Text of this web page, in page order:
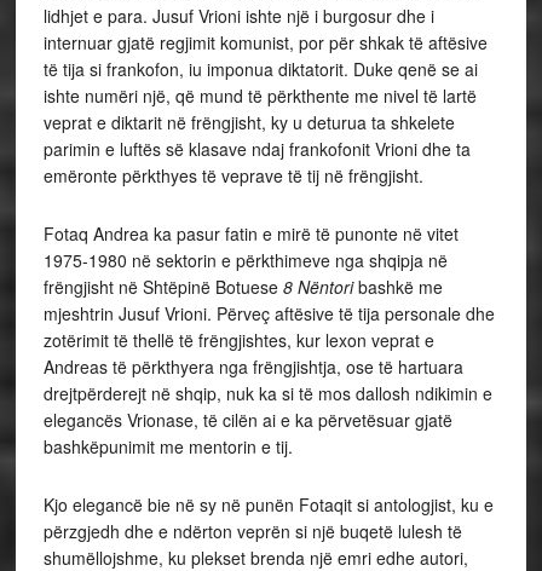
lidhjet e para. Jusuf Vrioni ishte një i burgosur dhe i
internuar gjatë regjimit komunist, por për shkak të aftësive
të tija si frankofon, iu imponua diktatorit. Duke qenë se ai
ishte numëri një, që mund të përkthente me nivel të lartë
veprat e diktarit në frëngjisht, ky u deturua ta shkelete
parimin e luftës së klasave ndaj frankofonit Vrioni dhe ta
emëronte përkthyes të veprave të tij në frëngjisht.
Fotaq Andrea ka pasur fatin e mirë të punonte në vitet
1975-1980 në sektorin e përkthimeve nga shqipja në
frëngjisht në Shtëpinë Botuese 8 Nëntoribashkë me
mjeshtrin Jusuf Vrioni. Përveç aftësive të tija personale dhe
zotërimit të thellë të frëngjishtes, kur lexon veprat e
Andreas të përkthyera nga frëngjishtja, ose të hartuara
drejtpërderejt në shqip, nuk ka si të mos dallosh ndikimin e
elegancës Vrionase, të cilën ai e ka përvetësuar gjatë
bashkëpunimit me mentorin e tij.
Kjo elegancë bie në sy në punën Fotaqit si antologjist, ku e
përzgjedh dhe e ndërton veprën si një buqetë lulesh të
shumëllojshme, ku plekset brenda një emri edhe autori,